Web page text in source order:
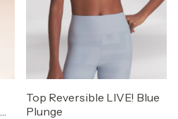
Top Reversible LIVE! Blue
Plunge